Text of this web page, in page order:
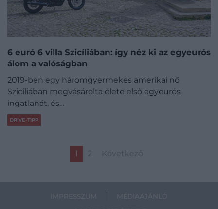
6 euró 6 villa Szicíliában: így néz ki az egyeurós
álom a valóságban
2019-ben egy háromgyermekes amerikai nő
Szicíliában megvásárolta élete első egyeurós
ingatlanát, és…
DRIVE-TIPP
1 2 Következő